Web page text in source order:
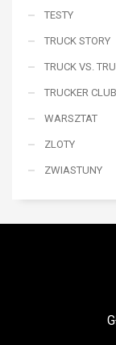
TESTY
TRUCK STORY
TRUCK VS.
TRUCKER CLUB
WARSZTAT
ZLOTY
ZWIASTUNY